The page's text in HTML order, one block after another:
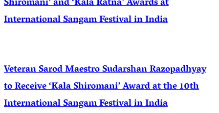
International Sangam Festival in India
Veteran Sarod Maestro Sudarshan Razopadhyay
to Receive ‘Kala Shiromani’ Award at the 10th
International Sangam Festival in India